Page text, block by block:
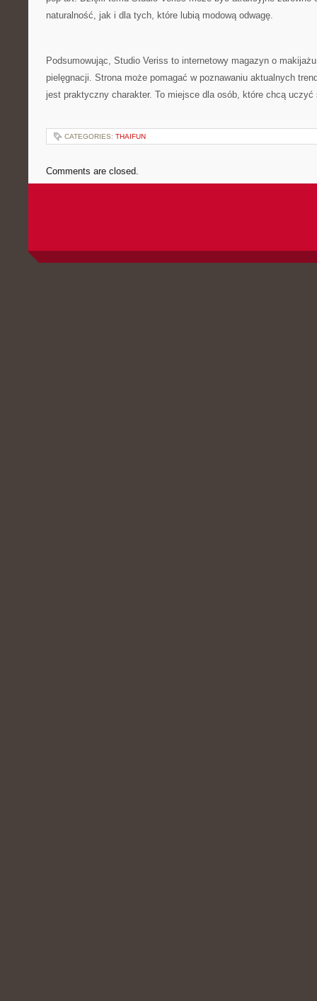
naturalność, jak i dla tych, które lubią modową odwagę.
Podsumowując, Studio Veriss to internetowy magazyn o
pielęgnacji. Strona może pomagać w poznawaniu aktualnych
jest praktyczny charakter. To miejsce dla osób, które chcą
CATEGORIES: THAIFUN
Comments are closed.